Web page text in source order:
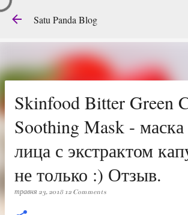
Перейти до основного
Satu Panda Blog
Skinfood Bitter Green
Soothing Mask -
лица с экстрактом
не только :) Отзыв.
травня 23, 201812 Comments